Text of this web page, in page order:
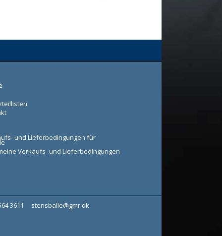
und Lieferbedingungen für
Verkaufs- und Lieferbedingungen
3611 stensballe@gmr.dk